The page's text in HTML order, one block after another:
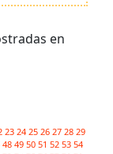
en
23 24 25 26 27 28 29
48 49 50 51 52 53 54